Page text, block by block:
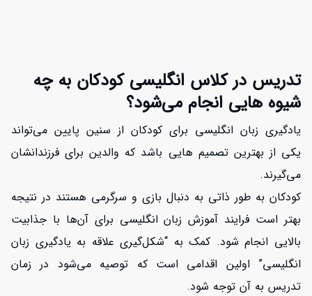
تدریس در کلاس انگلیسی کودکان به چه
شیوه هایی انجام می‌شود؟
یادگیری زبان انگلیسی برای کودکان از سنین پایین می‌تواند
یکی از بهترین تصمیم هایی باشد که والدین برای فرزندانشان
می‌گیرند.
کودکان به طور ذاتی به دنبال بازی و سرگرمی هستند در نتیجه
بهتر است فرایند آموزش زبان انگلیسی برای آن‌ها با جذابیت
بالایی انجام شود. کمک به “شکل‌گیری علاقه به یادگیری زبان
انگلیسی” اولین اقدامی است که توصیه می‌شود در زمان
تدریس به آن توجه شود.